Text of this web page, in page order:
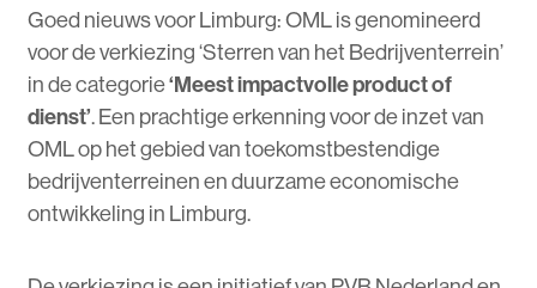
Goed nieuws voor Limburg: OML is genomineerd
voor de verkiezing ‘Sterren van het Bedrijventerrein’
in de categorie‘Meest impactvolle product of
dienst’. Een prachtige erkenning voor de inzet van
OML op het gebied van toekomstbestendige
bedrijventerreinen en duurzame economische
ontwikkeling in Limburg.